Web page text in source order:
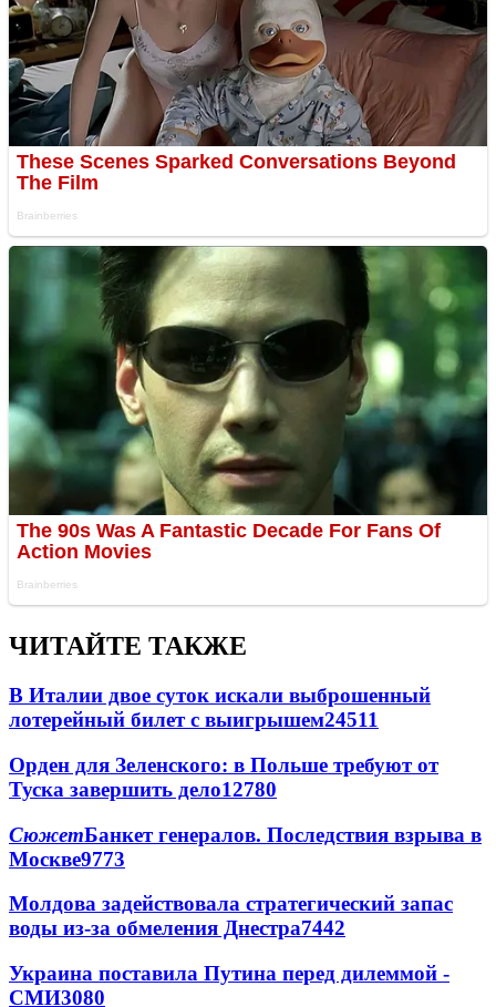
ЧИТАЙТЕ ТАКЖЕ
В Италии двое суток искали выброшенный
лотерейный билет с выигрышем24511
Орден для Зеленского: в Польше требуют от
Туска завершить дело12780
СюжетБанкет генералов. Последствия взрыва в
Москве9773
Молдова задействовала стратегический запас
воды из-за обмеления Днестра7442
Украина поставила Путина перед дилеммой -
СМИ3080